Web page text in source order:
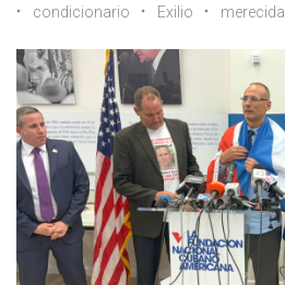
condicionario
Exilio merecida